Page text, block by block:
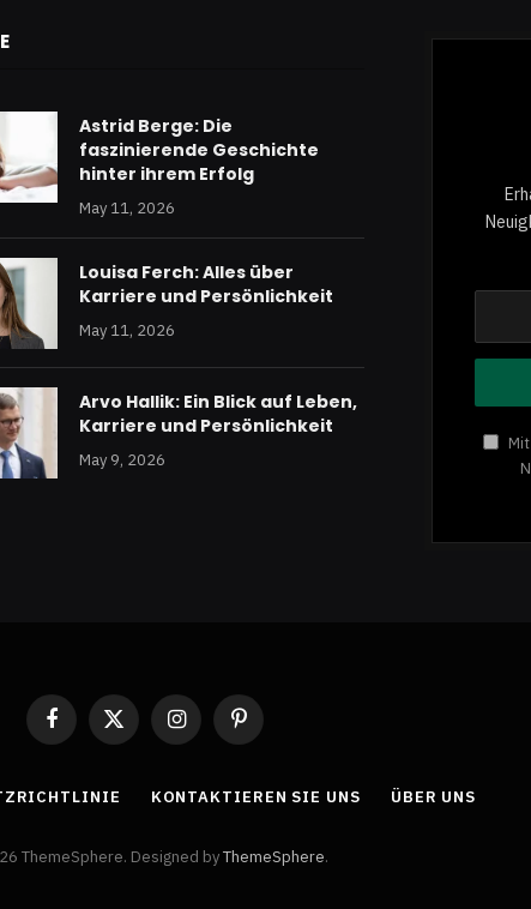
Astrid Berge: Die
faszinierende Geschichte
hinter ihrem Erfolg
May 11, 2026
Louisa Ferch: Alles über
Karriere und Persönlichkeit
May 11, 2026
Arvo Hallik: Ein Blick auf Leben,
Karriere und Persönlichkeit
May 9, 2026
Facebook
X
InstagramPinterest
KONTAKTIEREN SIE UNS ÜBER UNS
ThemeSphere. Designed byThemeSphere.